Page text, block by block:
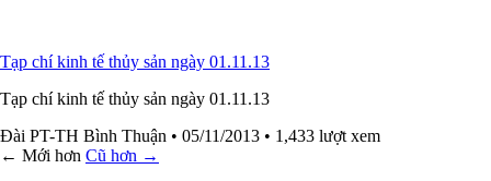
Tạp chí kinh tế thủy sản ngày 01.11.13
Tạp chí kinh tế thủy sản ngày 01.11.13
Đài PT-TH Bình Thuận • 05/11/2013 • 1,433 lượt xem
← Mới hơn Cũ hơn →